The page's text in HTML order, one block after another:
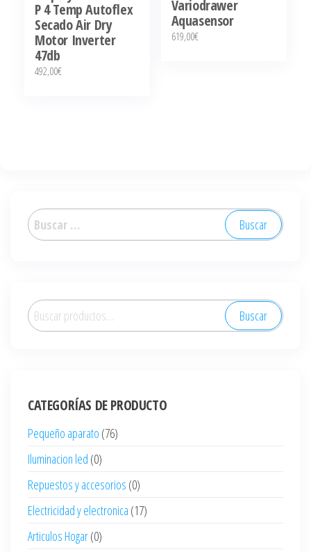
P 4 Temp Autoflex
Secado Air Dry
Motor Inverter
47db
492,00€
Variodrawer
Aquasensor
619,00€
Buscar:
Buscar
por:
Buscar
CATEGORÍAS DE PRODUCTO
Pequeño aparato (76)
Iluminacion led (0)
Repuestos y accesorios (0)
Electricidad y electronica (17)
Articulos Hogar(0)